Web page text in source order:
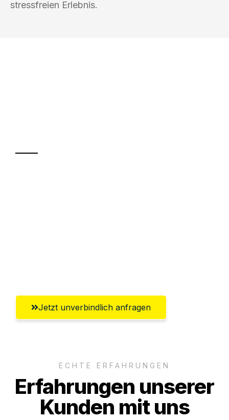
stressfreien Erlebnis.
Jetzt unverbindlich anfragen
ECHTE ERFAHRUNGEN
Erfahrungen unserer
Kunden mit uns